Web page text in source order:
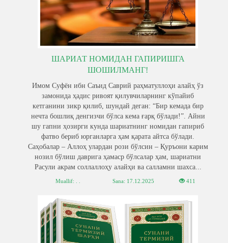
ШАРИАТ НОМИДАН ГАПИРИШГА
ШОШИЛМАНГ!
Имом Суфён ибн Саъид Саврий раҳматуллоҳи алайҳ ўз
замонида ҳадис ривоят қилувчиларнинг кўпайиб
кетганини зикр қилиб, шундай деган: “Бир кемада бир
нечта бошлиқ денгизчи бўлса кема ғарқ бўлади!”. Айни
шу гапни ҳозирги кунда шариатнинг номидан гапириб
фатво бериб юрганларга ҳам қарата айтса бўлади.
Саҳобалар – Аллоҳ улардан рози бўлсин – Қуръони карим
нозил бўлиш даврига ҳамаср бўлсалар ҳам, шариатни
Расули акрам соллаллоҳу алайҳи ва салламни шахса...
Muallif: . . Sana: 17.12.2025 411